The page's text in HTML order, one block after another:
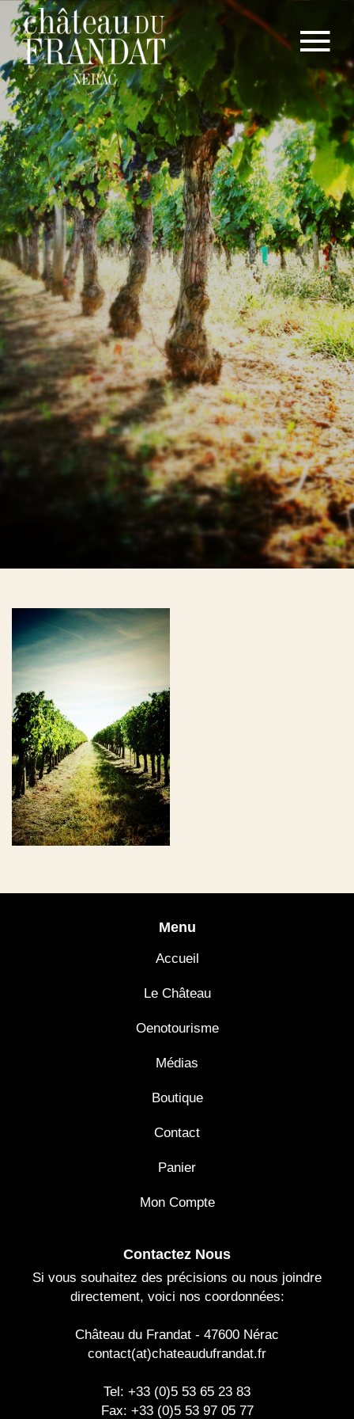
Menu
Accueil
Le Château
Oenotourisme
Médias
Boutique
Contact
Panier
Mon Compte
Contactez Nous
Si vous souhaitez des précisions ou nous joindre
directement, voici nos coordonnées:
Château du Frandat - 47600 Nérac
contact(at)chateaudufrandat.fr
Tel: +33 (0)5 53 65 23 83
Fax: +33 (0)5 53 97 05 77